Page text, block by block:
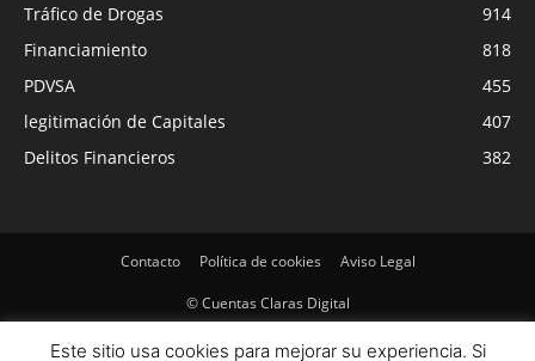
Tráfico de Drogas
914
Financiamiento
818
PDVSA
455
legitimación de Capitales
407
Delitos Financieros
382
Contacto Política de cookies Aviso Legal
© Cuentas Claras Digital
Este sitio usa cookies para mejorar su experiencia. Si